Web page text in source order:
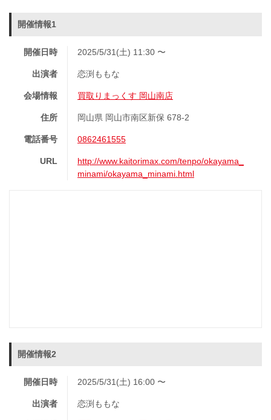
開催情報1
開催日時 2025/5/31(土) 11:30 〜
出演者 恋渕ももな
会場情報 買取りまっくす 岡山南店
住所 岡山県 岡山市南区新保 678-2
電話番号 0862461555
URL
http://www.kaitorimax.com/tenpo/okayama_
minami/okayama_minami.html
開催情報2
開催日時 2025/5/31(土) 16:00 〜
出演者 恋渕ももな